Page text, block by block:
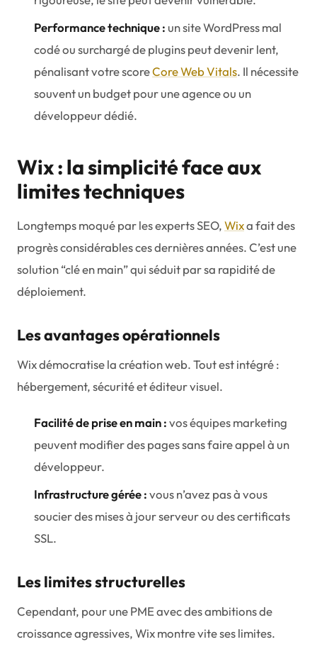
Performance technique : un site WordPress mal
codé ou surchargé de plugins peut devenir lent,
pénalisant votre scoreCore Web Vitals. Il nécessite
souvent un budget pour une agence ou un
développeur dédié.
Wix : la simplicité face aux
limites techniques
Longtemps moqué par les experts SEO,Wixa fait des
progrès considérables ces dernières années. C’est une
solution “clé en main” qui séduit par sa rapidité de
déploiement.
Les avantages opérationnels
Wix démocratise la création web. Tout est intégré :
hébergement, sécurité et éditeur visuel.
Facilité de prise en main :vos équipes marketing
peuvent modifier des pages sans faire appel à un
développeur.
Infrastructure gérée :vous n’avez pas à vous
soucier des mises à jour serveur ou des certificats
SSL.
Les limites structurelles
Cependant, pour une PME avec des ambitions de
croissance agressives, Wix montre vite ses limites.